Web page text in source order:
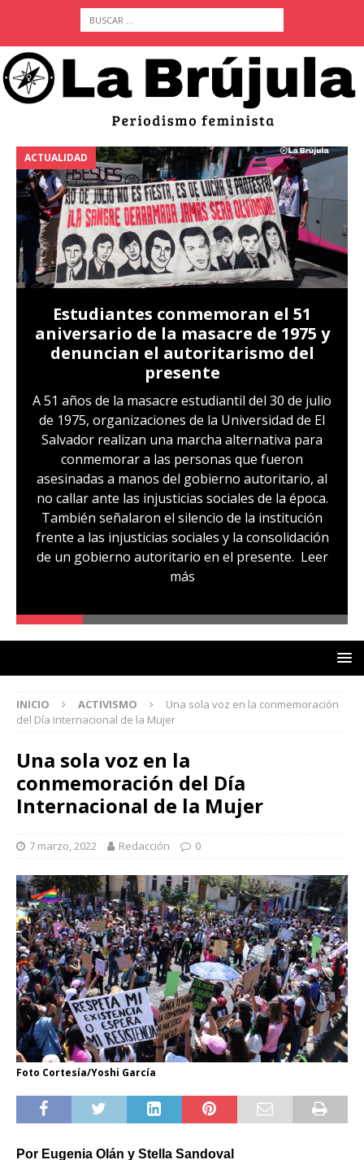
ACTUALIDAD
Estudiantes conmemoran el 51
aniversario de la masacre de 1975 y
denuncian el autoritarismo del
presente
A 51 años de la masacre estudiantil del 30 de julio
de 1975, organizaciones de la Universidad de El
Salvador realizan una marcha alternativa para
conmemorar a las personas que fueron
asesinadas a manos del gobierno autoritario, al
no callar ante las injusticias sociales de la época.
También señalaron el silencio de la institución
frente a las injusticias sociales y la consolidación
de un gobierno autoritario en el presente. Leer
más
INICIO ACTIVISMO
Una sola voz en la conmemoración
del Día Internacional de la Mujer
Una sola voz en la
conmemoración del Día
Internacional de la Mujer
7 marzo, 2022 Redacción 0
Foto Cortesía/Yoshi García
Por Eugenia Olán y Stella Sandoval